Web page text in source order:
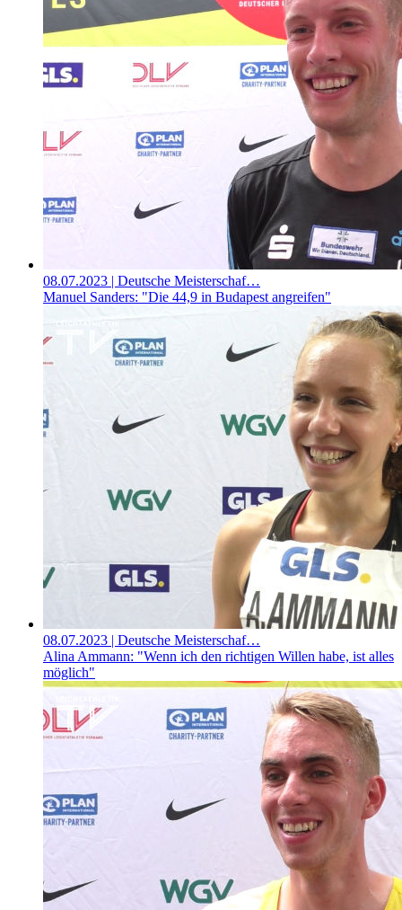
08.07.2023 | Deutsche Meisterschaf…
Manuel Sanders: "Die 44,9 in Budapest angreifen"
08.07.2023 | Deutsche Meisterschaf…
Alina Ammann: "Wenn ich den richtigen Willen habe, ist alles
möglich"